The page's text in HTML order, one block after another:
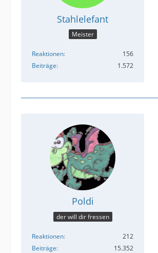
Stahlelefant
Meister
Reaktionen
156
Beiträge
1.572
Poldi
der will dir fressen
Reaktionen
212
Beiträge
15.352